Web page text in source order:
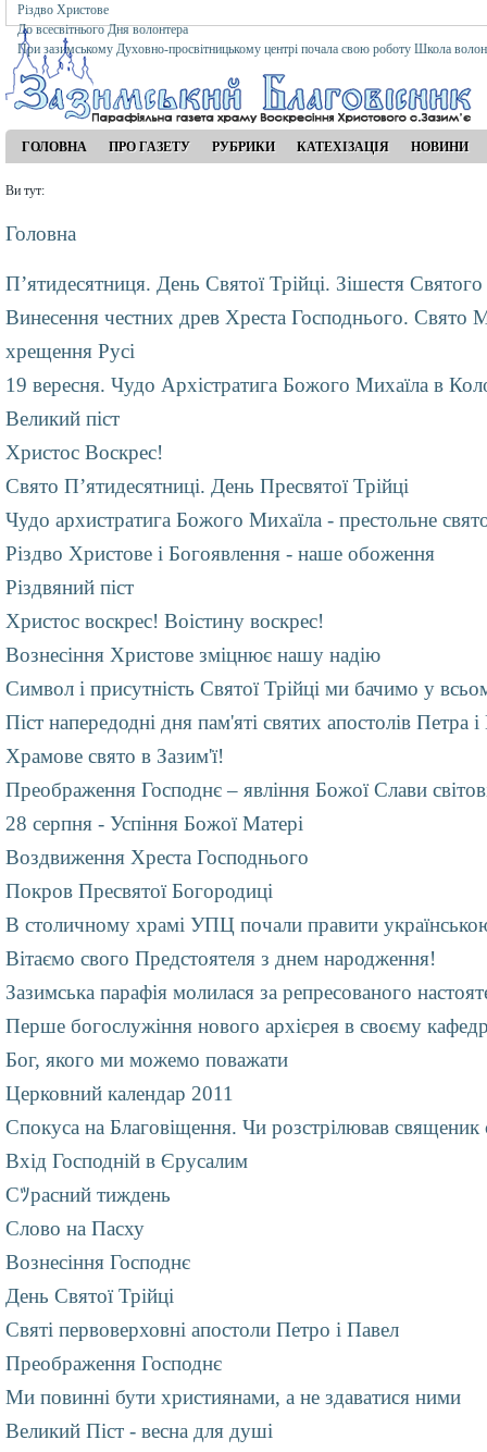
Різдво Христове
До всесвітнього Дня волонтера
При зазимському Духовно-просвітницькому центрі почала свою роботу Школа
ГОЛОВНА ПРО ГАЗЕТУ РУБРИКИ КАТЕХІЗАЦІЯ НОВИНИ
Ви тут:
Головна
П’ятидесятниця. День Святої Трійці. Зішестя
Винесення честних древ Хреста Господнього. Свято
хрещення Русі
19 вересня. Чудо Архістратига Божого Михаїла в
Великий піст
Христос Воскрес!
Свято П’ятидесятниці. День Пресвятої Трійці
Чудо архистратига Божого Михаїла - престольне
Різдво Христове і Богоявлення - наше обоження
Різдвяний піст
Христос воскрес! Воістину воскрес!
Вознесіння Христове зміцнює нашу надію
Символ і присутність Святої Трійці ми бачимо у
Піст напередодні дня пам'яті святих апостолів Петра
Храмове свято в Зазим'ї!
Преображення Господнє – явління Божої Слави
28 серпня - Успіння Божої Матері
Воздвиження Хреста Господнього
Покров Пресвятої Богородиці
В столичному храмі УПЦ почали правити
Вітаємо свого Предстоятеля з днем народження!
Зазимська парафія молилася за репресованого
Перше богослужіння нового архієрея в своєму
Бог, якого ми можемо поважати
Церковний календар 2011
Спокуса на Благовіщення. Чи розстрілював священик
Вхід Господній в Єрусалим
Сﾂрасний тиждень
Слово на Пасху
Вознесіння Господнє
День Святої Трійці
Святі первоверховні апостоли Петро і Павел
Преображення Господнє
Ми повинні бути християнами, а не здаватися ними
Великий Піст - весна для душі